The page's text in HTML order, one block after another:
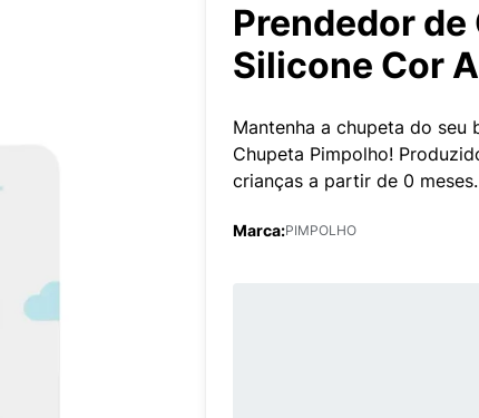
Prendedor
Silicone Cor
Mantenha a chupeta do seu
Chupeta Pimpolho!
crianças a partir de 0 meses.
Marca:PIMPOLHO